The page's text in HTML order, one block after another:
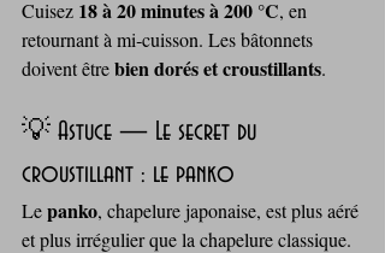
Cuisez 18 à 20 minutes à 200 °C, en
retournant à mi‑cuisson. Les bâtonnets
doivent être bien dorés et croustillants.
💡 Astuce — Le secret du
croustillant : le panko
Le panko, chapelure japonaise, est plus aéré
et plus irrégulier que la chapelure classique.